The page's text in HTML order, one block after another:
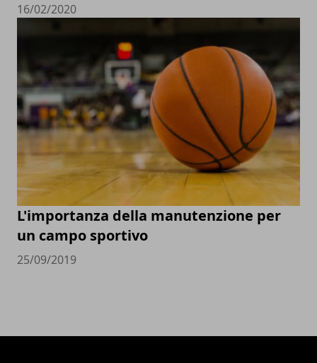
16/02/2020
L'importanza della manutenzione per
un campo sportivo
25/09/2019